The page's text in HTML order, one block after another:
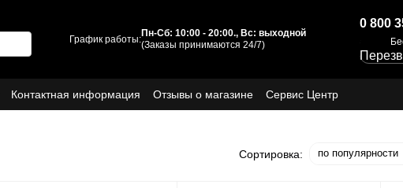
График работы:
Пн-Сб: 10:00 - 20:00., Вс: выходной
(Заказы принимаются 24/7)
0 800
Контактная информация Отзывы о магазине
Сервис Центр
Сортировка: по популярности